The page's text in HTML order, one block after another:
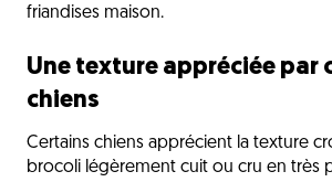
friandises maison.
Une texture appréciée par
chiens
Certains chiens apprécient la texture
brocoli légèrement cuit ou cru en très